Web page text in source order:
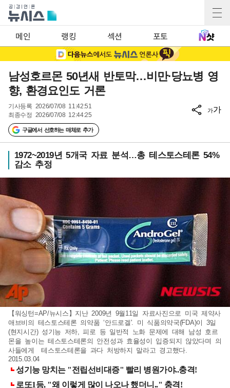
메인 랭킹 섹션 포토
남성호르몬 50년새 반토막…비만·당뇨병 영
향, 환경요인도 거론
기사등록 2026/07/08 11:42:51
최종수정 2026/07/08 12:44:25
구글에서 선호하는 매체로 추가
가가
1972~2019년 5개국 자료 분석…총 테스토스테론 54%
감소 추정
【워싱턴=AP/뉴시스】지난 2009년 9월11일 자료사진으로 미국 제약사
애브비의 테스토스테론 의약품 ‘안드로겔'. 미 식품의약국(FDA)이 3일
(현지시간) 성기능 저하, 피로 등 일반적 노화 문제에 대해 남성 호르
몬을 높이는 테스토스테론의 안전성과 효율성이 입증되지 않았다며 의
사들에게 테스토스테론을 과다 처방하지 말라고 경고했다.
2015.03.04